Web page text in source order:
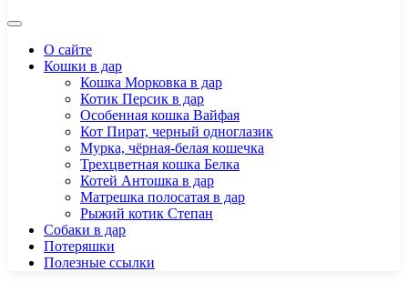
О сайте
Кошки в дар
Кошка Морковка в дар
Котик Персик в дар
Особенная кошка Вайфая
Кот Пират, черный одноглазик
Мурка, чёрная-белая кошечка
Трехцветная кошка Белка
Котей Антошка в дар
Матрешка полосатая в дар
Рыжий котик Степан
Собаки в дар
Потеряшки
Полезные ссылки